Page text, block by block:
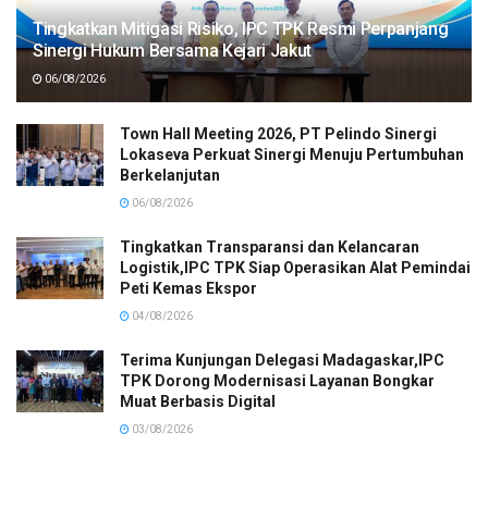
Tingkatkan Mitigasi Risiko, IPC TPK Resmi Perpanjang
Sinergi Hukum Bersama Kejari Jakut
06/08/2026
Town Hall Meeting 2026, PT Pelindo Sinergi
Lokaseva Perkuat Sinergi Menuju Pertumbuhan
Berkelanjutan
06/08/2026
Tingkatkan Transparansi dan Kelancaran
Logistik,IPC TPK Siap Operasikan Alat Pemindai
Peti Kemas Ekspor
04/08/2026
Terima Kunjungan Delegasi Madagaskar,IPC
TPK Dorong Modernisasi Layanan Bongkar
Muat Berbasis Digital
03/08/2026